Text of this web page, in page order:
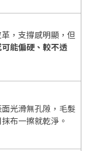
，支撐感明顯，但
能偏硬、較不透
光滑無孔隙，毛髮
布一擦就乾淨。